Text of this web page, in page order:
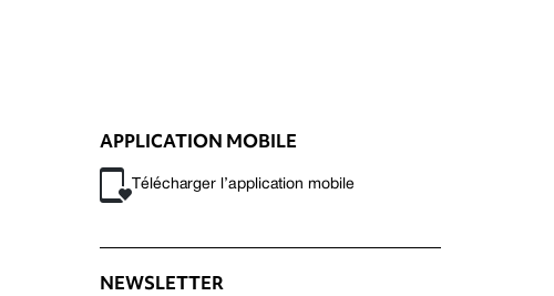
APPLICATION MOBILE
Télécharger l’application mobile
NEWSLETTER